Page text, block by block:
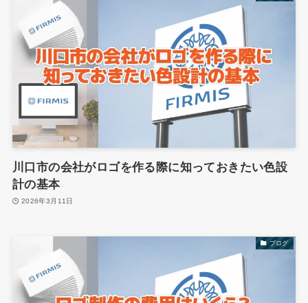
川口市の会社がロゴを作る際に知っておきたい色設
計の基本
2026年3月11日
ブログ